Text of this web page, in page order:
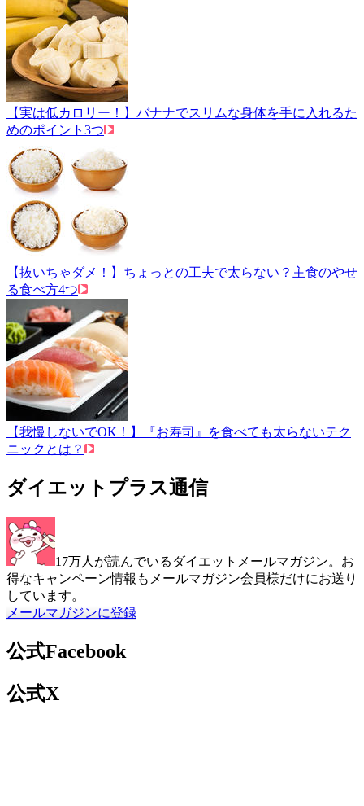
【実は低カロリー！】バナナでスリムな身体を手に入れるた
めのポイント3つ
【抜いちゃダメ！】ちょっとの工夫で太らない？主食のやせ
る食べ方4つ
【我慢しないでOK！】『お寿司』を食べても太らないテク
ニックとは？
ダイエットプラス通信
17万人が読んでいるダイエットメールマガジン。お
得なキャンペーン情報もメールマガジン会員様だけにお送り
しています。
メールマガジンに登録
公式Facebook
公式X